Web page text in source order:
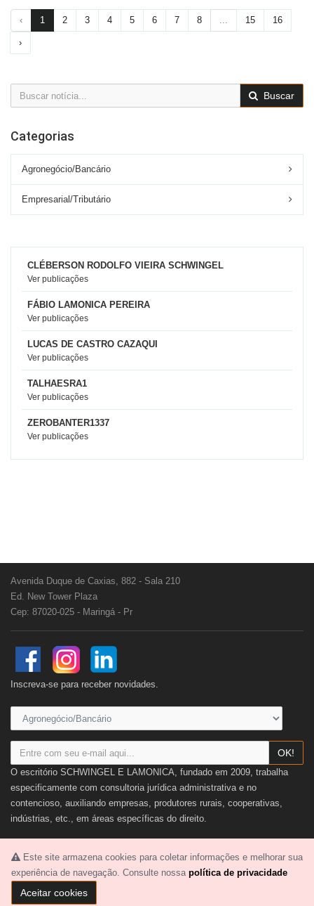
‹ 1 2 3 4 5 6 7 8 ... 15 16
›
Buscar
Categorias
Agronegócio/Bancário
Empresarial/Tributário
CLÉBERSON RODOLFO VIEIRA SCHWINGEL
Ver publicações
FÁBIO LAMONICA PEREIRA
Ver publicações
LUCAS DE CASTRO CAZAQUI
Ver publicações
TALHAESRA1
Ver publicações
ZEROBANTER1337
Ver publicações
Este site armazena cookies para coletar informações e melhorar sua
experiência de navegação. Consulte nossa política de privacidade
Aceitar cookies
Avenida Duque de Caxias, 882 - Sala 210
Ed. New Tower Plaza
Cep: 87020-025 - Maringá - Pr
Inscreva-se para receber novidades.
OK!
O escritório SCHWINGEL E LAMONICA, fundado em 2009, trabalha
especificamente com consultoria jurídica administrativa e no
contencioso, auxiliando empresas, produtores rurais, cooperativas,
indústrias, etc., em áreas específicas do direito.
Ver mais
2026 © SCHWINGEL E LAMONICA. Todos os direitos reservados.